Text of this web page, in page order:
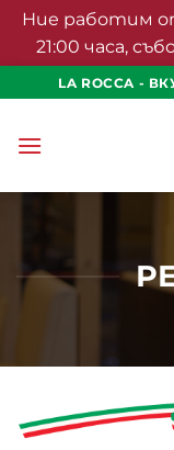
Ние работим
21:00 часа,
to
content
LA ROCCA -